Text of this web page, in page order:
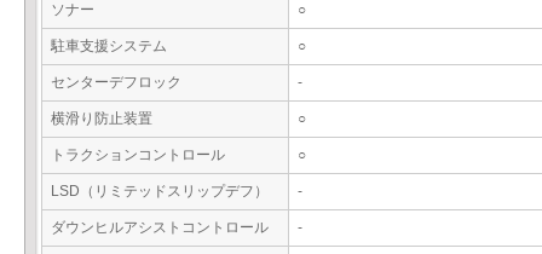
ソナー ○
駐車支援システム ○
センターデフロック -
横滑り防止装置 ○
トラクションコントロール ○
LSD（リミテッドスリップデフ） -
ダウンヒルアシストコントロール -